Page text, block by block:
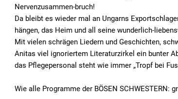
Nervenzusammen-bruch!
Da bleibt es wieder mal an Ungarns
hängen, das Heim und all seine wunderlich-
Mit vielen schrägen Liedern und Geschichten,
Anitas viel ignoriertem Literaturzirkel ein bunter
das Pflegepersonal steht wie immer „Tropf bei
Wie alle Programme der BÖSEN SCHWESTERN: